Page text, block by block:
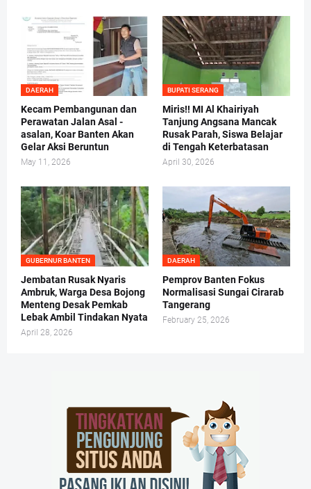
DAERAH
Kecam Pembangunan dan
Perawatan Jalan Asal -
asalan, Koar Banten Akan
Gelar Aksi Beruntun
May 11, 2026
BUPATI SERANG
Miris!! MI Al Khairiyah
Tanjung Angsana Mancak
Rusak Parah, Siswa Belajar
di Tengah Keterbatasan
April 30, 2026
GUBERNUR BANTEN
Jembatan Rusak Nyaris
Ambruk, Warga Desa Bojong
Menteng Desak Pemkab
Lebak Ambil Tindakan Nyata
April 28, 2026
DAERAH
Pemprov Banten Fokus
Normalisasi Sungai Cirarab
Tangerang
February 25, 2026